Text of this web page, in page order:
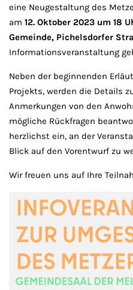
eine Neugestaltung des
am 12. Oktober 2023 um 18
Gemeinde, Pichelsdorfer
Informationsveranstaltung
Neben der beginnenden
Projekts, werden die Details
Anmerkungen von den
mögliche Rückfragen
herzlichst ein, an der
Blick auf den Vorentwurf zu
Wir freuen uns auf Ihre